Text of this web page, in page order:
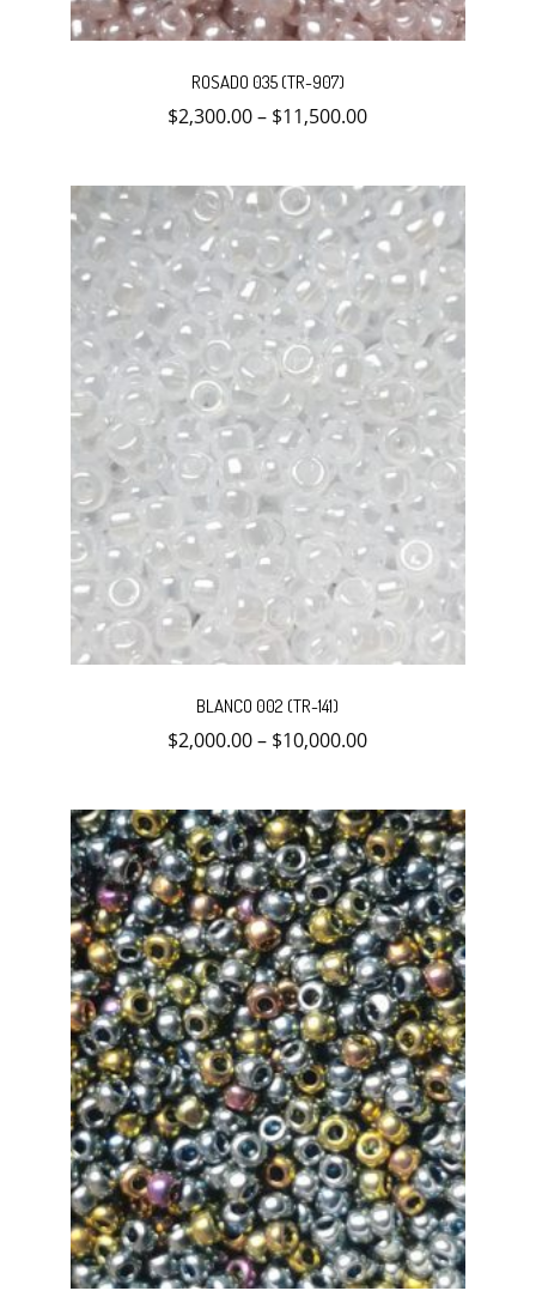
Este
tiene
múltiples
variantes.
se
pueden
elegir
en
la
página
de
producto
ROSADO 035 (TR-907)
$2,300.00– $11,500.00
Este
tiene
múltiples
variantes.
se
pueden
elegir
en
la
página
de
producto
BLANCO 002 (TR-141)
$2,000.00– $10,000.00
Este